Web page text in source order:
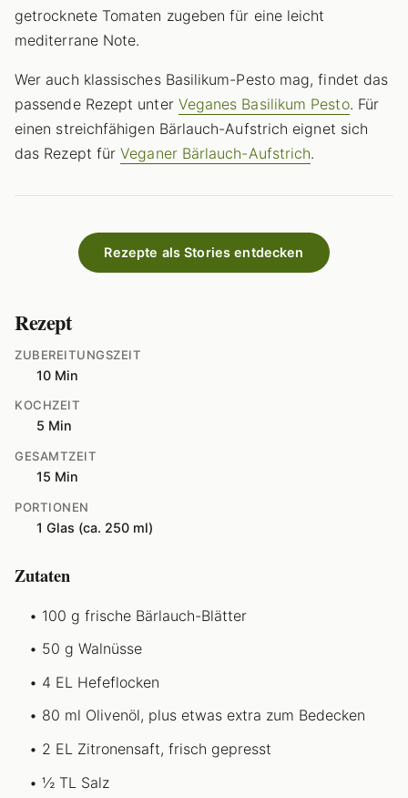
getrocknete Tomaten zugeben für eine leicht
mediterrane Note.
Wer auch klassisches Basilikum-Pesto mag, findet das
passende Rezept unter Veganes Basilikum Pesto. Für
einen streichfähigen Bärlauch-Aufstrich eignet sich
das Rezept fürVeganer Bärlauch-Aufstrich.
Rezepte als Stories entdecken
Rezept
ZUBEREITUNGSZEIT
10 Min
KOCHZEIT
5 Min
GESAMTZEIT
15 Min
PORTIONEN
1 Glas (ca. 250 ml)
Zutaten
100 g frische Bärlauch-Blätter
50 g Walnüsse
4 EL Hefeflocken
80 ml Olivenöl, plus etwas extra zum Bedecken
2 EL Zitronensaft, frisch gepresst
½ TL Salz